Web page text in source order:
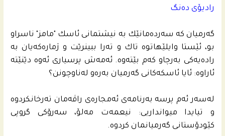
رادیۆی ده‌نگ
گه‌رمیان كه‌ سه‌رده‌مانێك به‌ نیشتمانى ئاسك "مامز" ناسراو
بو، ئێستا وایلێهاتوه‌ تاك و ته‌را ببینرێت و ژماره‌كه‌یان به‌
راده‌یه‌كى به‌رچاو كه‌م بێته‌وه‌. ئه‌مه‌ش پرسیاری ئه‌وه‌ دێنێته‌
ئاراوه‌: ئایا ئاسكه‌كانى گه‌رمیان به‌ره‌و له‌ناوچونن؟
له‌سه‌ر ئه‌م پرسه‌ به‌رنامه‌ى ئه‌مجاره‌ى راڤه‌مان ته‌رخانكردوه‌
و تیایدا میوانداریی: نیعمەت مەلۆ، سەرۆکی گروپی
کێودۆستانی گەرمیانمان كردوه‌.